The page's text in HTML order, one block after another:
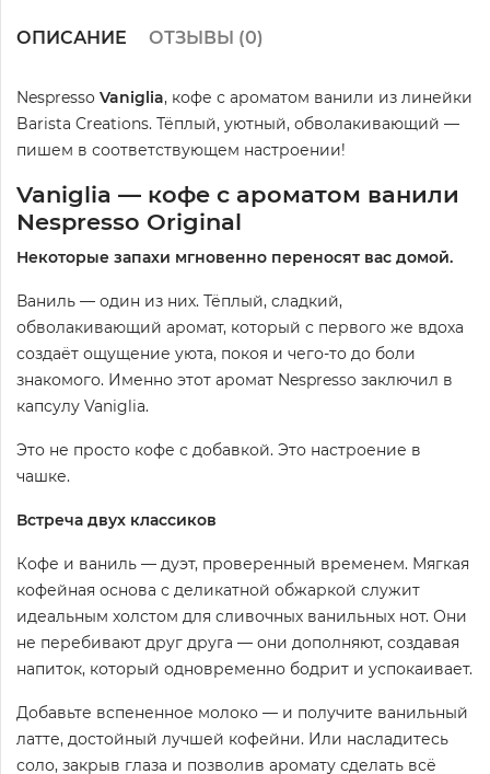
ОПИСАНИЕ ОТЗЫВЫ (0)
Nespresso Vaniglia, кофе с ароматом ванили из линейки
Barista Creations. Тёплый, уютный, обволакивающий —
пишем в соответствующем настроении!
Vaniglia — кофе с ароматом ванили
Nespresso Original
Некоторые запахи мгновенно переносят вас домой.
Ваниль — один из них. Тёплый, сладкий,
обволакивающий аромат, который с первого же вдоха
создаёт ощущение уюта, покоя и чего-то до боли
знакомого. Именно этот аромат Nespresso заключил в
капсулу Vaniglia.
Это не просто кофе с добавкой. Это настроение в
чашке.
Встреча двух классиков
Кофе и ваниль — дуэт, проверенный временем. Мягкая
кофейная основа с деликатной обжаркой служит
идеальным холстом для сливочных ванильных нот. Они
не перебивают друг друга — они дополняют, создавая
напиток, который одновременно бодрит и успокаивает.
Добавьте вспененное молоко — и получите ванильный
латте, достойный лучшей кофейни. Или насладитесь
соло, закрыв глаза и позволив аромату сделать всё